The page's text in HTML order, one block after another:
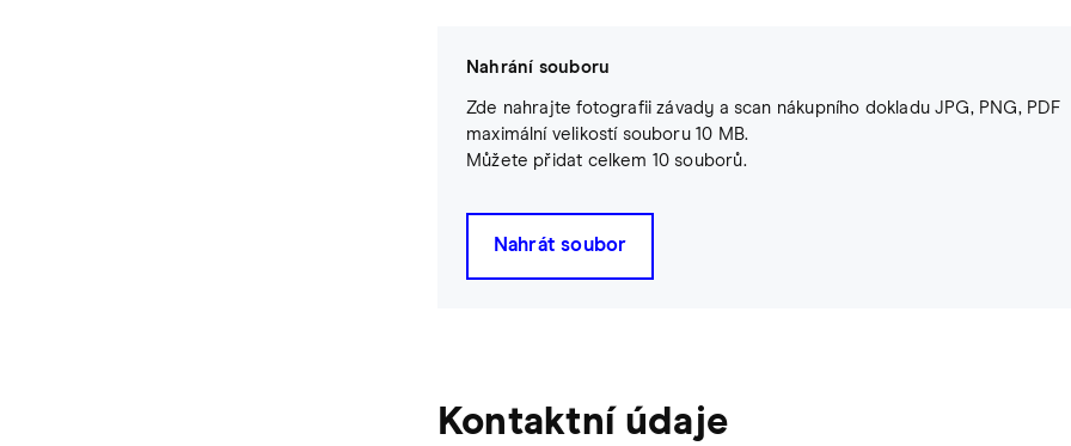
Nahrání souboru
Zde nahrajte fotografii závady a scan nákupního dokladu JPG, PNG, PDF
maximální velikostí souboru 10 MB.
Můžete přidat celkem 10 souborů.
Nahrát soubor
Kontaktní údaje